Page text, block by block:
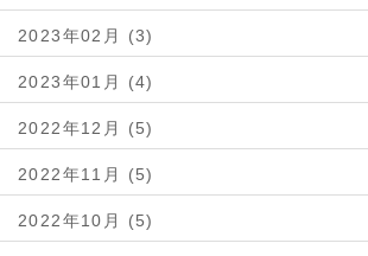
2023年02月 (3)
2023年01月 (4)
2022年12月 (5)
2022年11月 (5)
2022年10月 (5)